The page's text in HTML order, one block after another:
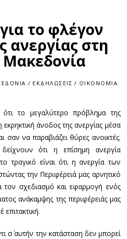
το φλέγον
ανεργίας στη
Μακεδονία
/ ΕΚΔΗΛΏΣΕΙΣ / ΟΙΚΟΝΟΜΊΑ
ότι το μεγαλύτερο πρόβλημα της
εκρηκτική άνοδος της ανεργίας μέσα
σαν να παραβιάζει θύρες ανοικτές.
δείχνουν ότι η επίσημη ανεργία
τραγικό είναι ότι η ανεργία των
την Περιφέρειά μας αρνητικό
τον σχεδιασμό και εφαρμογή ενός
ανάκαμψης της περιφέρειάς μας
σ΄ αυτήν την κατάσταση δεν μπορεί